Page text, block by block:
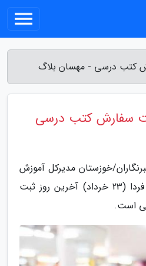
کتب درسی - مهسان بلاگ
سفارش کتب درسی
خوزستان مدیرکل آموزش
و پرورش خوزستان گفت: فردا (23 خرداد) آخرین روز ثبت
است.